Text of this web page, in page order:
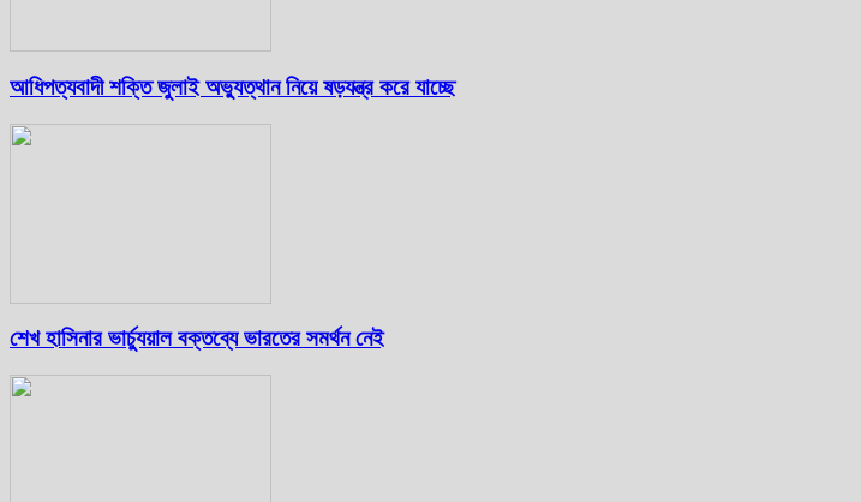
আধিপত্যবাদী শক্তি জুলাই অভ্যুত্থান নিয়ে ষড়যন্ত্র করে যাচ্ছে
শেখ হাসিনার ভার্চ্যুয়াল বক্তব্যে ভারতের সমর্থন নেই